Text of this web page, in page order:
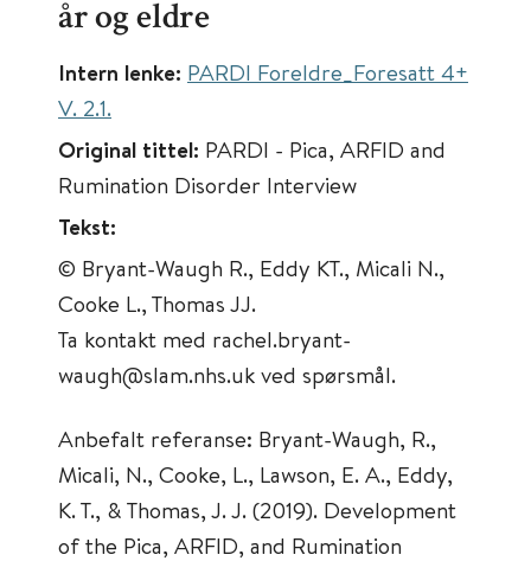
år og eldre
Intern lenke: PARDI Foreldre_Foresatt 4+
V. 2.1.
Original tittel: PARDI - Pica, ARFID and
Rumination Disorder Interview
Tekst:
© Bryant-Waugh R., Eddy KT., Micali N.,
Cooke L., Thomas JJ.
Ta kontakt med rachel.bryant-
waugh@slam.nhs.uk ved spørsmål.
Anbefalt referanse: Bryant-Waugh, R.,
Micali, N., Cooke, L., Lawson, E. A., Eddy,
K. T., & Thomas, J. J. (2019). Development
of the Pica, ARFID, and Rumination